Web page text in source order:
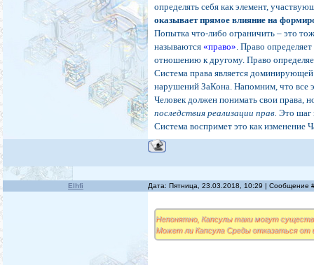
определять себя как элемент,
оказывает прямое влияние на
Попытка что-либо ограничить – это
называются«право». Право
отношению к другому. Право
Система права является
нарушений ЗаКона. Напомним, что все
Человек должен понимать свои права,
последствия реализации прав.Это шаг
Система воспримет это как изменение
Elhfi Дата: Пятница, 23.03.2018, 10:29 | Сообщение
Непонятно, Капсулы таки могут
Может ли Капсула Среды отказаться от